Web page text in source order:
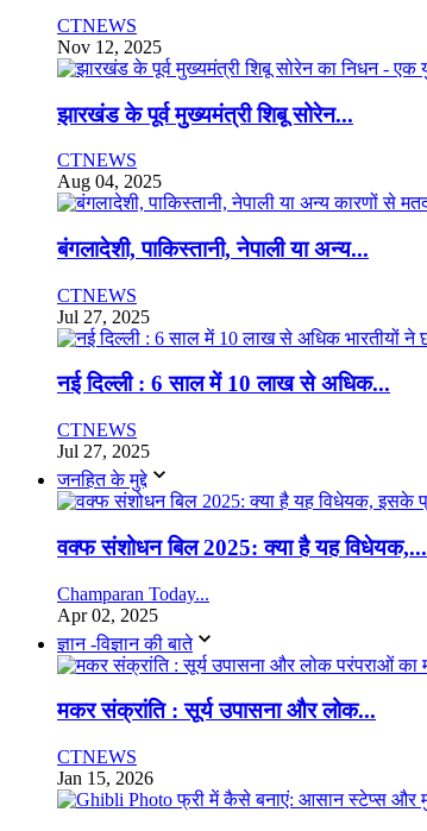
CTNEWS
Nov 12, 2025
झारखंड के पूर्व मुख्यमंत्री शिबू सोरेन...
CTNEWS
Aug 04, 2025
बंगलादेशी, पाकिस्तानी, नेपाली या अन्य...
CTNEWS
Jul 27, 2025
नई दिल्ली : 6 साल में 10 लाख से अधिक...
CTNEWS
Jul 27, 2025
जनहित के मुद्दे
वक्फ संशोधन बिल 2025: क्या है यह विधेयक,...
Champaran Today...
Apr 02, 2025
ज्ञान -विज्ञान की बाते
मकर संक्रांति : सूर्य उपासना और लोक...
CTNEWS
Jan 15, 2026